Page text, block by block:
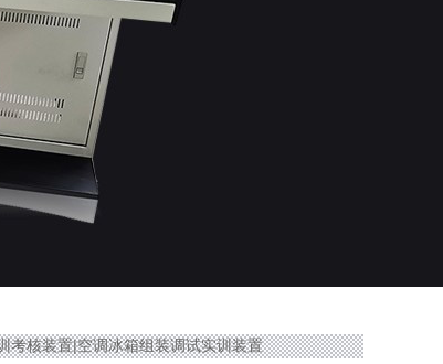
考核装置|空调冰箱组装调试实训装置